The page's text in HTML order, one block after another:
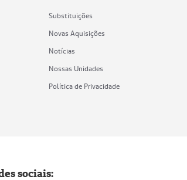
Substituições
Novas Aquisições
Notícias
Nossas Unidades
Política de Privacidade
sociais: